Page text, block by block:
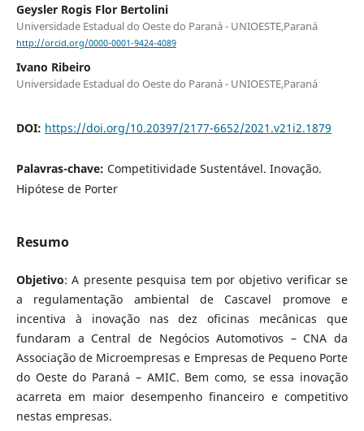
Geysler Rogis Flor Bertolini
Universidade Estadual do Oeste do Paraná - UNIOESTE,Paraná
http://orcid.org/0000-0001-9424-4089
Ivano Ribeiro
Universidade Estadual do Oeste do Paraná - UNIOESTE,Paraná
DOI: https://doi.org/10.20397/2177-6652/2021.v21i2.1879
Palavras-chave: Competitividade Sustentável. Inovação.
Hipótese de Porter
Resumo
Objetivo: A presente pesquisa tem por objetivo verificar se
a regulamentação ambiental de Cascavel promove e
incentiva à inovação nas dez oficinas mecânicas que
fundaram a Central de Negócios Automotivos – CNA da
Associação de Microempresas e Empresas de Pequeno Porte
do Oeste do Paraná – AMIC. Bem como, se essa inovação
acarreta em maior desempenho financeiro e competitivo
nestas empresas.